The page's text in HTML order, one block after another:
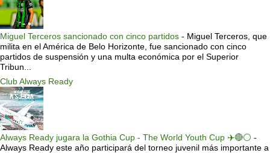
Miguel Terceros sancionado con cinco partidos - Miguel Terceros, que
milita en el América de Belo Horizonte, fue sancionado con cinco
partidos de suspensión y una multa económica por el Superior
Tribun...
Club Always Ready
Always Ready jugara la Gothia Cup - The World Youth Cup ✈️🔴⚪️ -
Always Ready este año participará del torneo juvenil más importante a